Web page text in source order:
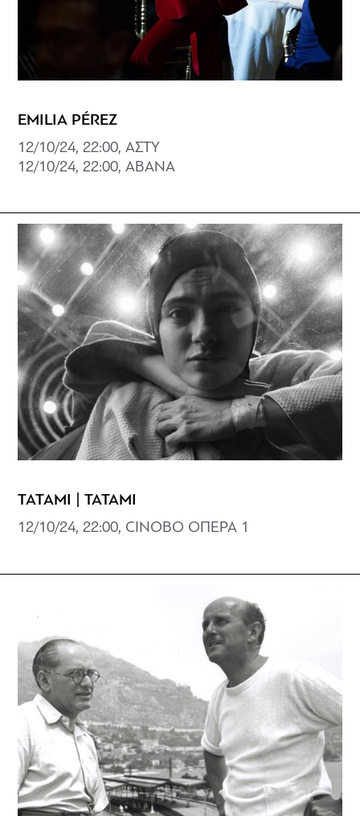
EMILIA PÉREZ
12/10/24, 22:00, ΑΣΤΥ
12/10/24, 22:00, ABANA
ΤΑΤΑΜΙ | TATAMI
12/10/24, 22:00, CINOBO ΟΠΕΡΑ 1